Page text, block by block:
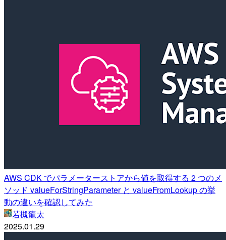
AWS CDK でパラメーターストアから値を取得する 2 つのメ
ソッド valueForStringParameter と valueFromLookup の挙
動の違いを確認してみた
若槻龍太
2025.01.29